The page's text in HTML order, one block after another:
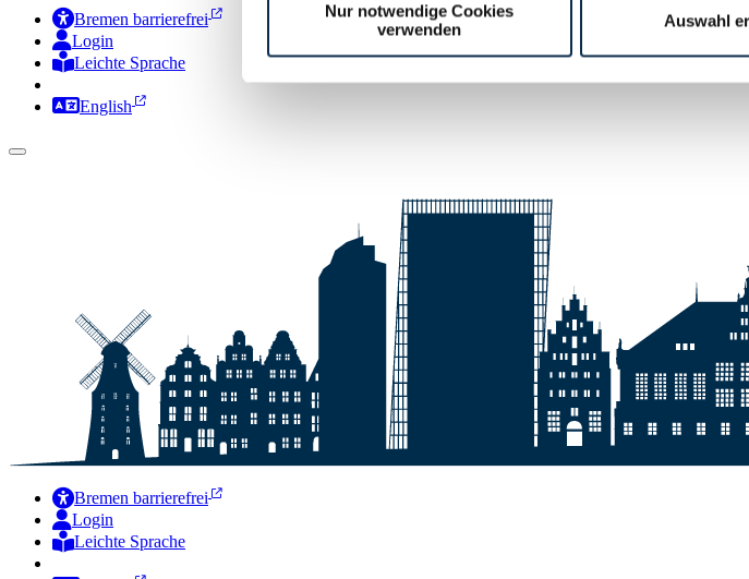
Nur notwendige Cookies
verwenden
Auswahl
Bremen barrierefrei
Login
Leichte Sprache
Zur Deutschen Gebärdensprache
English
Bremen barrierefrei
Login
Leichte Sprache